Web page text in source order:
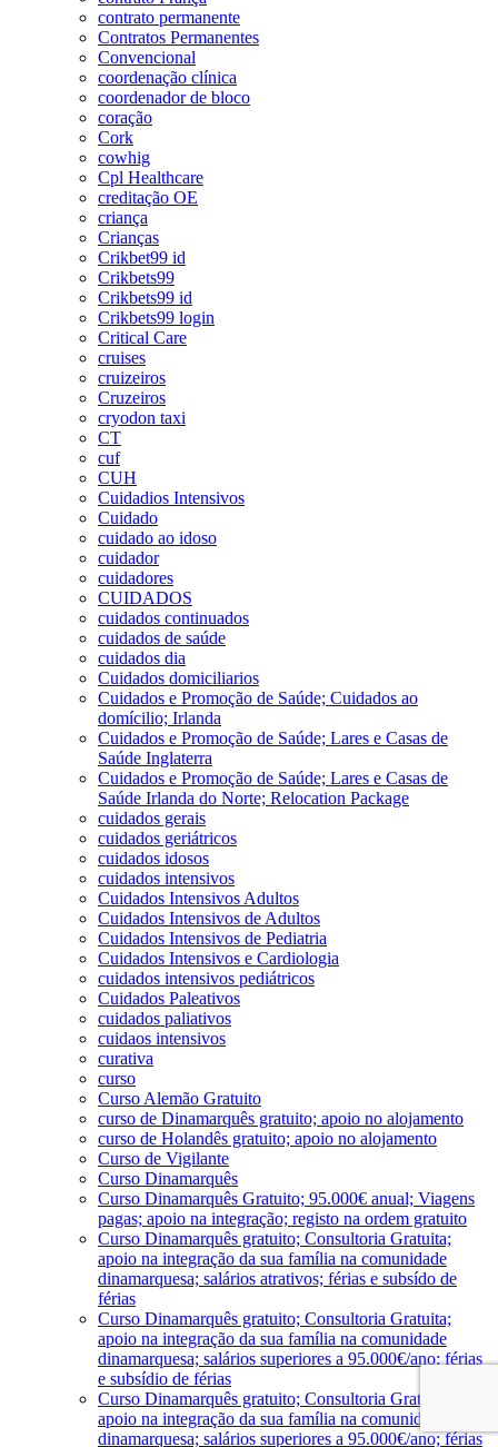
contrato permanente
Contratos Permanentes
Convencional
coordenação clínica
coordenador de bloco
coração
Cork
cowhig
Cpl Healthcare
creditação OE
criança
Crianças
Crikbet99 id
Crikbets99
Crikbets99 id
Crikbets99 login
Critical Care
cruises
cruizeiros
Cruzeiros
cryodon taxi
CT
cuf
CUH
Cuidadios Intensivos
Cuidado
cuidado ao idoso
cuidador
cuidadores
CUIDADOS
cuidados continuados
cuidados de saúde
cuidados dia
Cuidados domiciliarios
Cuidados e Promoção de Saúde; Cuidados ao
domícilio; Irlanda
Cuidados e Promoção de Saúde; Lares e Casas de
Saúde Inglaterra
Cuidados e Promoção de Saúde; Lares e Casas de
Saúde Irlanda do Norte; Relocation Package
cuidados gerais
cuidados geriátricos
cuidados idosos
cuidados intensivos
Cuidados Intensivos Adultos
Cuidados Intensivos de Adultos
Cuidados Intensivos de Pediatria
Cuidados Intensivos e Cardiologia
cuidados intensivos pediátricos
Cuidados Paleativos
cuidados paliativos
cuidaos intensivos
curativa
curso
Curso Alemão Gratuito
curso de Dinamarquês gratuito; apoio no alojamento
curso de Holandês gratuito; apoio no alojamento
Curso de Vigilante
Curso Dinamarquês
Curso Dinamarquês Gratuito; 95.000€ anual; Viagens
pagas; apoio na integração; registo na ordem gratuito
Curso Dinamarquês gratuito; Consultoria Gratuita;
apoio na integração da sua família na comunidade
dinamarquesa; salários atrativos; férias e subsído de
férias
Curso Dinamarquês gratuito; Consultoria Gratuita;
apoio na integração da sua família na comunidade
dinamarquesa; salários superiores a 95.000€/ano; férias
e subsídio de férias
Curso Dinamarquês gratuito; Consultoria Gratuita;
apoio na integração da sua família na comunidade
dinamarquesa; salários superiores a 95.000€/ano; férias